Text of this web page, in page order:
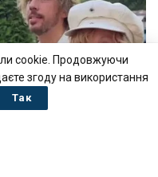
cookie. Продовжуючи
згоду на використання
Так